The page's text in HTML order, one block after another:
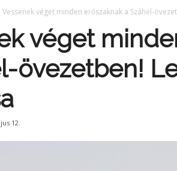
Vessenek véget minden erőszaknak a Száhel-
véget
övezetben!
12.